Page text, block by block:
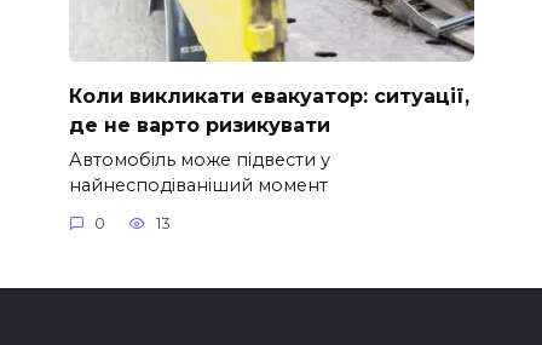
Коли викликати евакуатор: ситуації,
де не варто ризикувати
Автомобіль може підвести у
найнесподіваніший момент
0 13